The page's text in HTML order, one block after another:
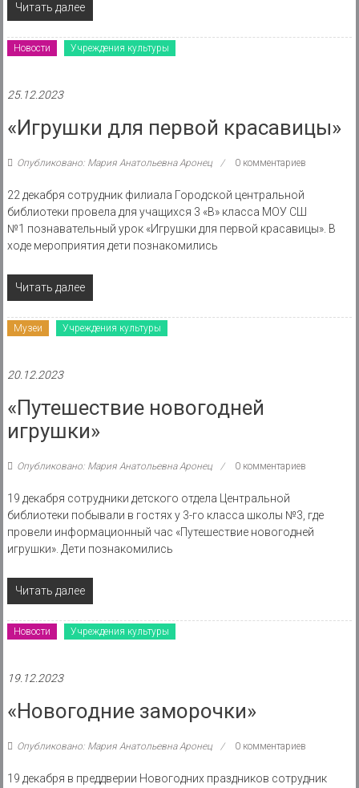
Читать далее
Новости Учреждения культуры
25.12.2023
«Игрушки для первой красавицы»
Опубликовано: Мария Анатольевна Аронец 0 комментариев
22 декабря сотрудник филиала Городской центральной
библиотеки провела для учащихся 3 «В» класса МОУ СШ
№1 познавательный урок «Игрушки для первой красавицы». В
ходе мероприятия дети познакомились
Читать далее
Музеи Учреждения культуры
20.12.2023
«Путешествие новогодней
игрушки»
Опубликовано: Мария Анатольевна Аронец 0 комментариев
19 декабря сотрудники детского отдела Центральной
библиотеки побывали в гостях у 3-го класса школы №3, где
провели информационный час «Путешествие новогодней
игрушки». Дети познакомились
Читать далее
Новости Учреждения культуры
19.12.2023
«Новогодние заморочки»
Опубликовано: Мария Анатольевна Аронец 0 комментариев
19 декабря в преддверии Новогодних праздников сотрудник